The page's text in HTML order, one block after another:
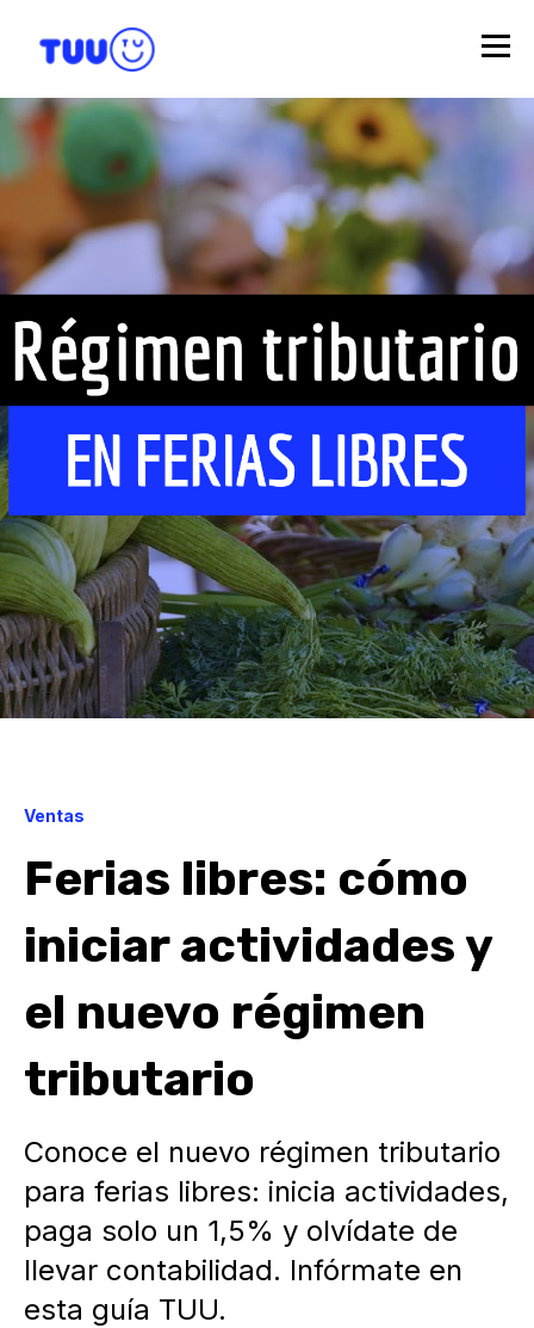
Ventas
Ferias libres: cómo
iniciar actividades y
el nuevo régimen
tributario
Conoce el nuevo régimen tributario
para ferias libres: inicia actividades,
paga solo un 1,5% y olvídate de
llevar contabilidad. Infórmate en
esta guía TUU.